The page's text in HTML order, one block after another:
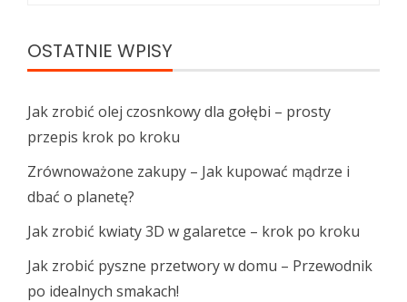
OSTATNIE WPISY
Jak zrobić olej czosnkowy dla gołębi – prosty
przepis krok po kroku
Zrównoważone zakupy – Jak kupować mądrze i
dbać o planetę?
Jak zrobić kwiaty 3D w galaretce – krok po kroku
Jak zrobić pyszne przetwory w domu – Przewodnik
po idealnych smakach!